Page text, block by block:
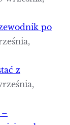
po
z
–